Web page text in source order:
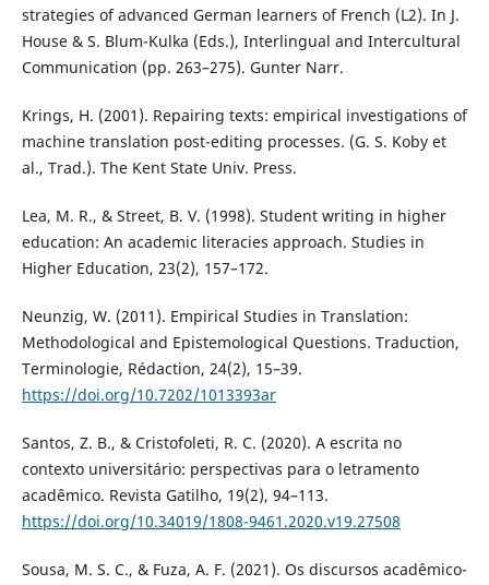
strategies of advanced German learners of French (L2). In J.
House & S. Blum-Kulka (Eds.), Interlingual and Intercultural
Communication (pp. 263–275). Gunter Narr.
Krings, H. (2001). Repairing texts: empirical investigations of
machine translation post-editing processes. (G. S. Koby et
al., Trad.). The Kent State Univ. Press.
Lea, M. R., & Street, B. V. (1998). Student writing in higher
education: An academic literacies approach. Studies in
Higher Education, 23(2), 157–172.
Neunzig, W. (2011). Empirical Studies in Translation:
Methodological and Epistemological Questions. Traduction,
Terminologie, Rédaction, 24(2), 15–39.
https://doi.org/10.7202/1013393ar
Santos, Z. B., & Cristofoleti, R. C. (2020). A escrita no
contexto universitário: perspectivas para o letramento
acadêmico. Revista Gatilho, 19(2), 94–113.
https://doi.org/10.34019/1808-9461.2020.v19.27508
Sousa, M. S. C., & Fuza, A. F. (2021). Os discursos acadêmico-